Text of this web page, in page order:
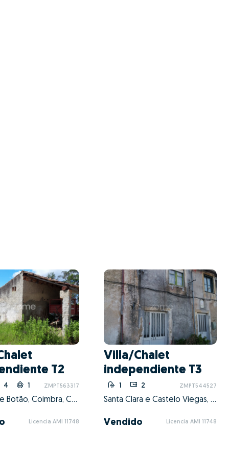
T2
4 1 ZMPT563317
Souselas e Botão, Coimbra, Coimbra
Licencia AMI 11748
Villa/Chalet
independiente T3
1 2 ZMPT544527
Santa Clara e Castelo Viegas, Coimbra, Coimbra
Vendido Licencia AMI 11748